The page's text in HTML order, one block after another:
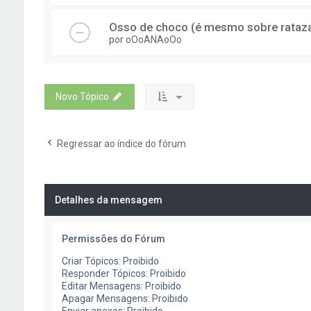
Osso de choco (é mesmo sobre
poroOoANAoOo
Novo Tópico
Regressar ao índice do fórum
Detalhes da mensagem
Permissões do Fórum
Criar Tópicos: Proibido
Responder Tópicos: Proibido
Editar Mensagens: Proibido
Apagar Mensagens: Proibido